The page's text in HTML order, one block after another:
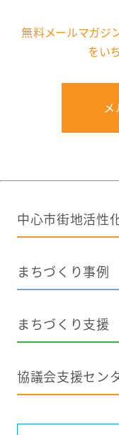
無料メールマガジ
をい
メ
中心市街地活性
まちづくり事例
まちづくり支援
協議会支援セン